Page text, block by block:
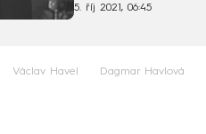
5. říj 2021, 06:45
Václav Havel Dagmar Havlová